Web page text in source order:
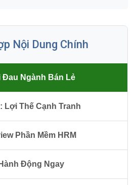
Nội Dung Chính
Đau Ngành Bán Lẻ
Lợi Thế Cạnh Tranh
Phần Mềm HRM
Hành Động Ngay